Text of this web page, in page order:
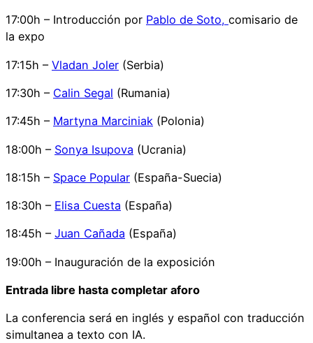
17:00h – Introducción por Pablo de Soto, comisario de
la expo
17:15h – Vladan Joler (Serbia)
17:30h – Calin Segal (Rumania)
17:45h – Martyna Marciniak (Polonia)
18:00h – Sonya Isupova (Ucrania)
18:15h – Space Popular (España-Suecia)
18:30h – Elisa Cuesta (España)
18:45h – Juan Cañada (España)
19:00h – Inauguración de la exposición
Entrada libre hasta completar aforo
La conferencia será en inglés y español con traducción
simultanea a texto con IA.